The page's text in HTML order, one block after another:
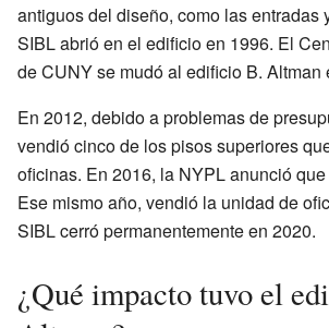
antiguos del diseño, como las entradas
SIBL abrió en el edificio en 1996. El
de CUNY se mudó al edificio B. Altman
En 2012, debido a problemas de
vendió cinco de los pisos superiores
oficinas. En 2016, la NYPL anunció
Ese mismo año, vendió la unidad de
SIBL cerró permanentemente en 2020.
¿Qué impacto tuvo el